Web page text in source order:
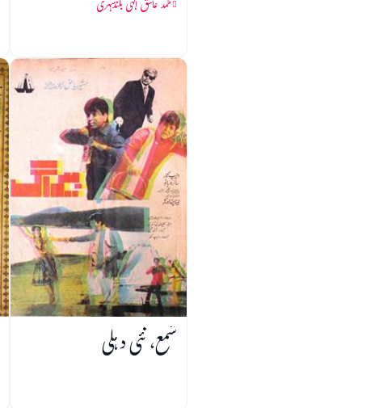
محمد عاشق الٰہی بلندشہری
شمع، نئی دہلی